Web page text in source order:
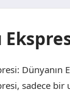
Dünyanın
sadece